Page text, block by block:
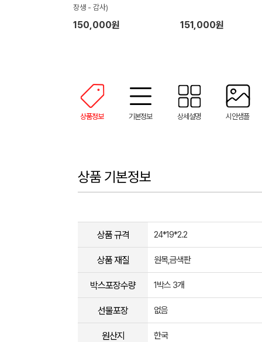
장생 - 감사)
150,000원 151,000원
상품정보 기본정보 상세설명 시안샘플
상품 기본정보
상품 규격 24*19*2.2
상품 재질 원목,금색판
박스포장수량 1박스 3개
선물포장 없음
원산지 한국